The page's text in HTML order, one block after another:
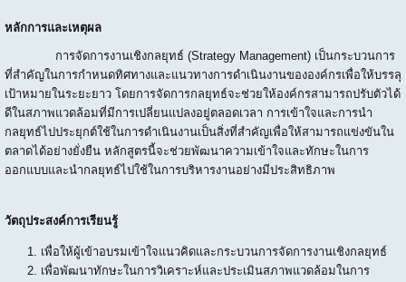
หลักการและเหตุผล
การจัดการงานเชิงกลยุทธ์ (Strategy Management) เป็นกระบวนการ
ที่สำคัญในการกำหนดทิศทางและแนวทางการดำเนินงานขององค์กรเพื่อให้บรรลุ
เป้าหมายในระยะยาว โดยการจัดการกลยุทธ์จะช่วยให้องค์กรสามารถปรับตัวได้
ดีในสภาพแวดล้อมที่มีการเปลี่ยนแปลงอยู่ตลอดเวลา การเข้าใจและการนำ
กลยุทธ์ไปประยุกต์ใช้ในการดำเนินงานเป็นสิ่งที่สำคัญเพื่อให้สามารถแข่งขันใน
ตลาดได้อย่างยั่งยืน หลักสูตรนี้จะช่วยพัฒนาความเข้าใจและทักษะในการ
ออกแบบและนำกลยุทธ์ไปใช้ในการบริหารงานอย่างมีประสิทธิภาพ
วัตถุประสงค์การเรียนรู้
เพื่อให้ผู้เข้าอบรมเข้าใจแนวคิดและกระบวนการจัดการงานเชิงกลยุทธ์
เพื่อพัฒนาทักษะในการวิเคราะห์และประเมินสภาพแวดล้อมในการ